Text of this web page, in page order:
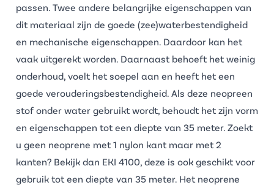
passen. Twee andere belangrijke eigenschappen van
dit materiaal zijn de goede (zee)waterbestendigheid
en mechanische eigenschappen. Daardoor kan het
vaak uitgerekt worden. Daarnaast behoeft het weinig
onderhoud, voelt het soepel aan en heeft het een
goede verouderingsbestendigheid. Als deze neopreen
stof onder water gebruikt wordt, behoudt het zijn vorm
en eigenschappen tot een diepte van 35 meter. Zoekt
u geen neoprene met 1 nylon kant maar met 2
kanten? Bekijk dan EKI 4100, deze is ook geschikt voor
gebruik tot een diepte van 35 meter. Het neoprene